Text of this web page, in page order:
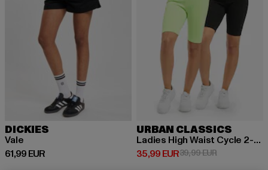
DICKIES
Vale
61,99 EUR
Prix courant: 61,99 EUR
URBAN CLASSICS
Ladies High Waist Cycle 2-Pack
35,99 EUR
Prix courant: 35,99 EUR
39,99 EURPrix en